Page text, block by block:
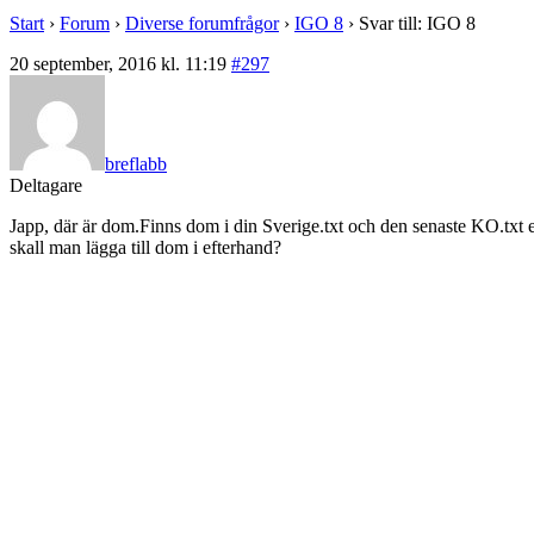
Start › Forum › Diverse forumfrågor › IGO 8 › Svar till: IGO 8
20 september, 2016 kl. 11:19 #297
breflabb
Deltagare
Japp, där är dom.Finns dom i din Sverige.txt och den senaste KO.txt
skall man lägga till dom i efterhand?